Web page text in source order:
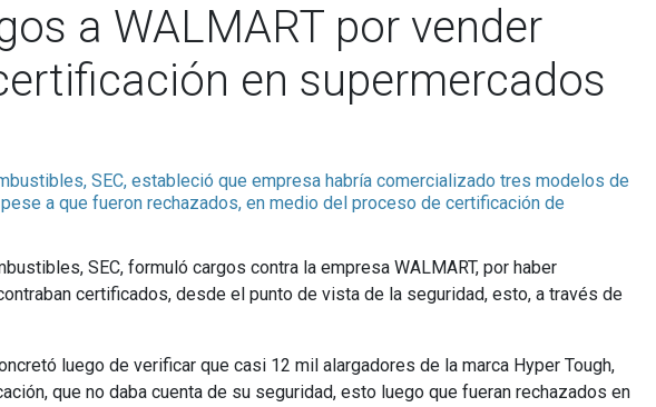
a WALMART por vender
en supermercados
SEC, estableció que empresa habría comercializado tres modelos de
a que fueron rechazados, en medio del proceso de certificación de
SEC, formuló cargos contra la empresa WALMART, por haber
certificados, desde el punto de vista de la seguridad, esto, a través de
luego de verificar que casi 12 mil alargadores de la marca Hyper Tough,
que no daba cuenta de su seguridad, esto luego que fueran rechazados en